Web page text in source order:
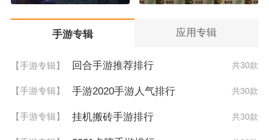
手游专辑 应用专辑
【手游专辑】 回合手游推荐排行 共30款
【手游专辑】 手游2020手游人气排行 共30款
【手游专辑】 挂机搬砖手游排行 共30款